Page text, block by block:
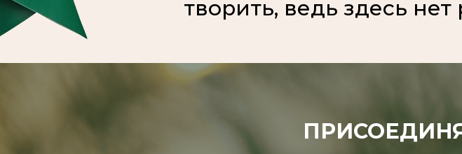
творить, ведь здесь